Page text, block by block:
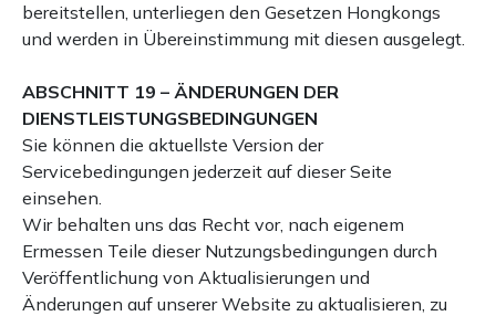
bereitstellen, unterliegen den Gesetzen Hongkongs
und werden in Übereinstimmung mit diesen ausgelegt.
ABSCHNITT 19 – ÄNDERUNGEN DER
DIENSTLEISTUNGSBEDINGUNGEN
Sie können die aktuellste Version der
Servicebedingungen jederzeit auf dieser Seite
einsehen.
Wir behalten uns das Recht vor, nach eigenem
Ermessen Teile dieser Nutzungsbedingungen durch
Veröffentlichung von Aktualisierungen und
Änderungen auf unserer Website zu aktualisieren, zu